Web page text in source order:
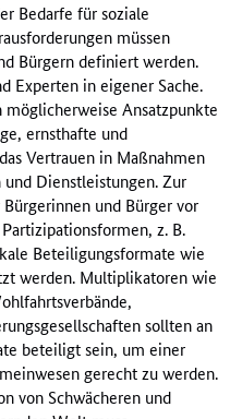
Bedarfe für soziale
müssen
Bürgern definiert werden.
Experten in eigener Sache.
Ansatzpunkte
ernsthafte und
Vertrauen in Maßnahmen
Dienstleistungen. Zur
und Bürger vor
z. B.
Beteiligungsformate wie
werden. Multiplikatoren wie
sollten an
beteiligt sein, um einer
gerecht zu werden.
von Schwächeren und